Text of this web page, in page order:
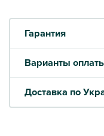
Гарантия
Варианты
Доставка по